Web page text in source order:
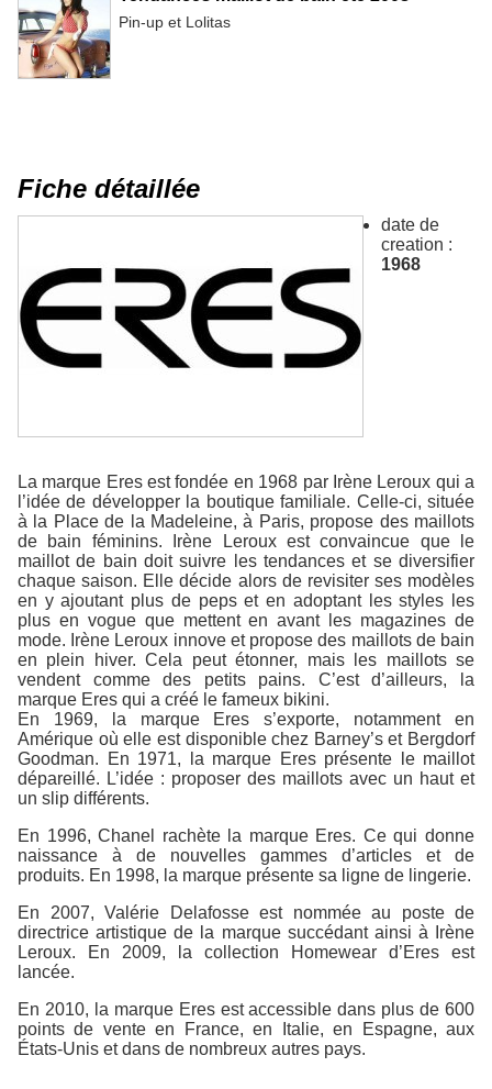
Pin-up et Lolitas
Fiche détaillée
date de
creation :
1968
La marque Eres est fondée en 1968 par Irène Leroux qui a
l’idée de développer la boutique familiale. Celle-ci, située
à la Place de la Madeleine, à Paris, propose des maillots
de bain féminins. Irène Leroux est convaincue que le
maillot de bain doit suivre les tendances et se diversifier
chaque saison. Elle décide alors de revisiter ses modèles
en y ajoutant plus de peps et en adoptant les styles les
plus en vogue que mettent en avant les magazines de
mode. Irène Leroux innove et propose des maillots de bain
en plein hiver. Cela peut étonner, mais les maillots se
vendent comme des petits pains. C’est d’ailleurs, la
marque Eres qui a créé le fameux bikini.
En 1969, la marque Eres s’exporte, notamment en
Amérique où elle est disponible chez Barney’s et Bergdorf
Goodman. En 1971, la marque Eres présente le maillot
dépareillé. L’idée : proposer des maillots avec un haut et
un slip différents.
En 1996, Chanel rachète la marque Eres. Ce qui donne
naissance à de nouvelles gammes d’articles et de
produits. En 1998, la marque présente sa ligne de lingerie.
En 2007, Valérie Delafosse est nommée au poste de
directrice artistique de la marque succédant ainsi à Irène
Leroux. En 2009, la collection Homewear d’Eres est
lancée.
En 2010, la marque Eres est accessible dans plus de 600
points de vente en France, en Italie, en Espagne, aux
États-Unis et dans de nombreux autres pays.